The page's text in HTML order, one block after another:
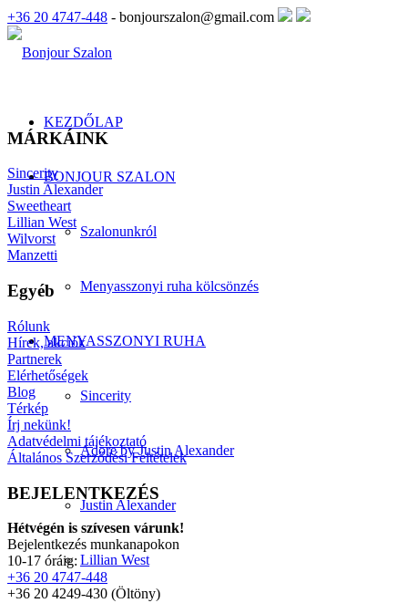
+36 20 4747-448 - bonjourszalon@gmail.com
KEZDŐLAP
BONJOUR SZALON
Szalonunkról
Menyasszonyi ruha kölcsönzés
MENYASSZONYI RUHA
Sincerity
Adore by Justin Alexander
Justin Alexander
Lillian West
MÁRKÁINK
Sincerity
Justin Alexander
Sweetheart
Lillian West
Wilvorst
Manzetti
Egyéb
Rólunk
Hírek, akciók
Partnerek
Elérhetőségek
Blog
Térkép
Írj nekünk!
Adatvédelmi tájékoztató
Általános Szerződési Feltételek
BEJELENTKEZÉS
Hétvégén is szívesen várunk!
Bejelentkezés munkanapokon
10-17 óráig:
+36 20 4747-448
+36 20 4249-430 (Öltöny)